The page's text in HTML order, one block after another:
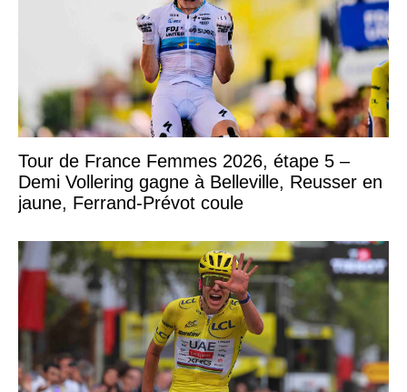
Tour de France Femmes 2026, étape 5 –
Demi Vollering gagne à Belleville, Reusser en
jaune, Ferrand-Prévot coule